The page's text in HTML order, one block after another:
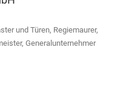
und Türen, Regiemaurer,
Generalunternehmer